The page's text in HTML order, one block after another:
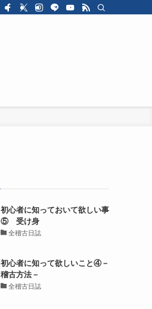
初心者に知っておいて欲しい事
⑤ 受け身
全稽古日誌
初心者に知って欲しいこと④－
稽古方法－
全稽古日誌